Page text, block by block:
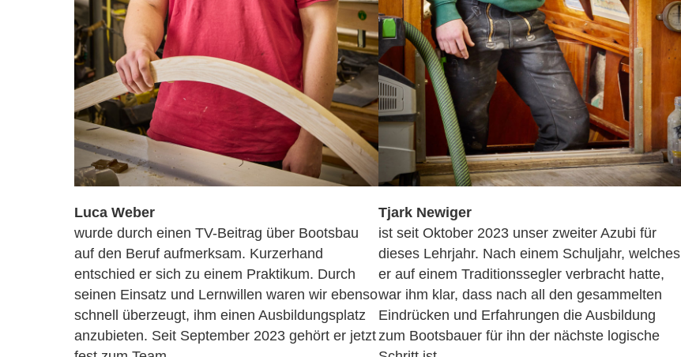
Luca Weber
wurde durch einen TV-Beitrag über Bootsbau
auf den Beruf aufmerksam. Kurzerhand
entschied er sich zu einem Praktikum. Durch
seinen Einsatz und Lernwillen waren wir ebenso
schnell überzeugt, ihm einen Ausbildungsplatz
anzubieten. Seit September 2023 gehört er jetzt
Tjark Newiger
ist seit Oktober 2023 unser zweiter Azubi für
dieses Lehrjahr. Nach einem Schuljahr, welches
er auf einem Traditionssegler verbracht hatte,
war ihm klar, dass nach all den gesammelten
Eindrücken und Erfahrungen die Ausbildung
zum Bootsbauer für ihn der nächste logische